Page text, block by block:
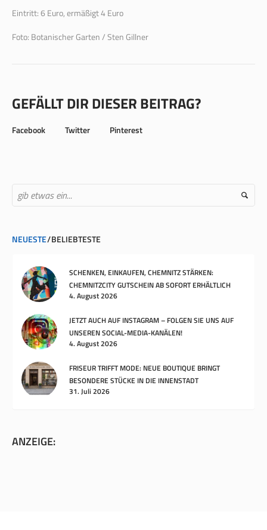
Eintritt: 6 Euro, ermäßigt 4 Euro
Foto: Botanischer Garten / Sten Gillner
GEFÄLLT DIR DIESER BEITRAG?
Facebook Twitter Pinterest
NEUESTE BELIEBTESTE
SCHENKEN, EINKAUFEN, CHEMNITZ STÄRKEN:
CHEMNITZCITY GUTSCHEIN AB SOFORT ERHÄLTLICH
4. August 2026
JETZT AUCH AUF INSTAGRAM – FOLGEN SIE UNS AUF
UNSEREN SOCIAL-MEDIA-KANÄLEN!
4. August 2026
FRISEUR TRIFFT MODE: NEUE BOUTIQUE BRINGT
BESONDERE STÜCKE IN DIE INNENSTADT
31. Juli 2026
ANZEIGE: